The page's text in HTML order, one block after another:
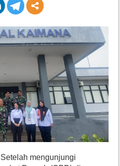
Setelah mengunjungi